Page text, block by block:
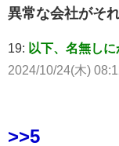
異常な会社がそ
19: 以下、名無し
2024/10/24(木)
>>5